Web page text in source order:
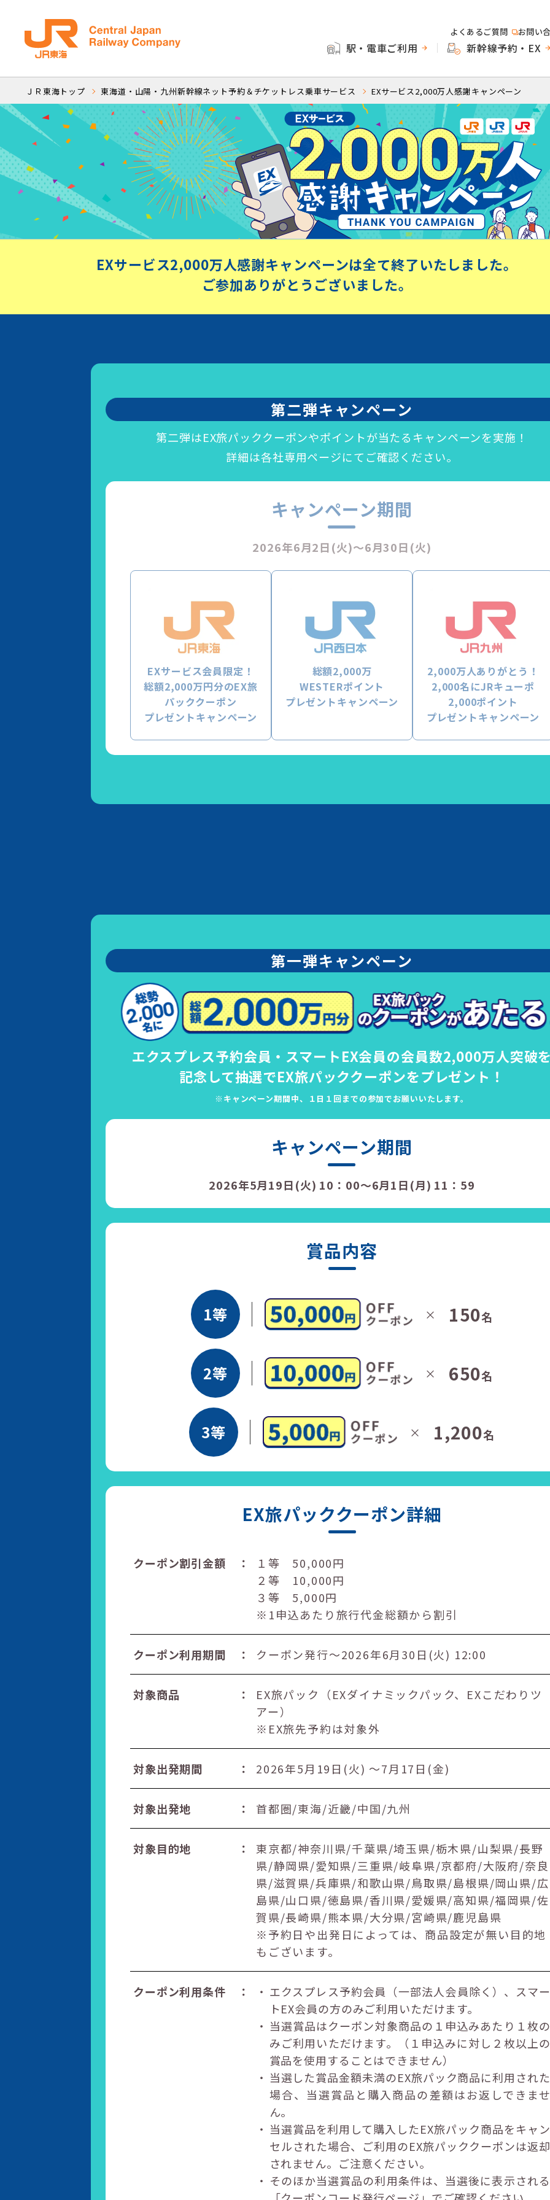
よくあるご質問 お問い
駅・電車ご利用 新幹線予約・EX
ＪＲ東海トップ 東海道・山陽・九州新幹線ネット予約＆チケットレス乗車サービス EXサービス2,000万人感謝キャンペーン
EXサービス2,000万人感謝キャンペーンは全て終了いたしました。
ご参加ありがとうございました。
第二弾キャンペーン
第二弾はEX旅パッククーポンやポイントが当たるキャンペーンを実施！
詳細は各社専用ページにてご確認ください。
キャンペーン期間
2026年6月2日(火)～6月30日(火)
EXサービス会員限定！
総額2,000万円分のEX旅
パッククーポン
プレゼントキャンペーン
総額2,000万
WESTERポイント
プレゼントキャンペーン
2,000万人ありがとう！
2,000名にJRキューポ
2,000ポイント
プレゼントキャンペーン
第一弾キャンペーン
エクスプレス予約会員・ スマートEX会員の会員数2,000万人突破
記念して抽選でEX旅パッククーポンをプレゼント！
※キャンペーン期間中、１日１回までの参加でお願いいたします。
キャンペーン期間
2026年5月19日(火) 10：00～6月1日(月) 11：59
賞品内容
1等 × 150名
2等 × 650名
3等 × 1,200名
EX旅パッククーポン詳細
クーポン割引金額 ：
１等 50,000円
２等 10,000円
３等 5,000円
※1申込あたり旅行代金総額から割引
クーポン利用期間 ： クーポン発行～2026年6月30日(火) 12:00
対象商品 ：
EX旅パック（EXダイナミックパック、EXこだわりツ
アー）
※EX旅先予約は対象外
対象出発期間 ： 2026年5月19日(火) ～7月17日(金)
対象出発地 ： 首都圏/東海/近畿/中国/九州
対象目的地 ：
東京都/神奈川県/千葉県/埼玉県/栃木県/山梨県/長野
県/静岡県/愛知県/三重県/岐阜県/京都府/大阪府/奈良
県/滋賀県/兵庫県/和歌山県/鳥取県/島根県/岡山県/広
島県/山口県/徳島県/香川県/愛媛県/高知県/福岡県/佐
賀県/長崎県/熊本県/大分県/宮崎県/鹿児島県
※予約日や出発日によっては、商品設定が無い目的地
もございます。
クーポン利用条件 ：
エクスプレス予約会員（一部法人会員除く）、スマー
トEX会員の方のみご利用いただけます。
当選賞品はクーポン対象商品の１申込みあたり１枚の
みご利用いただけます。（１申込みに対し２枚以上の
賞品を使用することはできません）
当選した賞品金額未満のEX旅パック商品に利用された
場合、当選賞品と購入商品の差額はお返しできませ
ん。
当選賞品を利用して購入したEX旅パック商品をキャン
セルされた場合、ご利用のEX旅パッククーポンは返却
されません。ご注意ください。
そのほか当選賞品の利用条件は、当選後に表示される